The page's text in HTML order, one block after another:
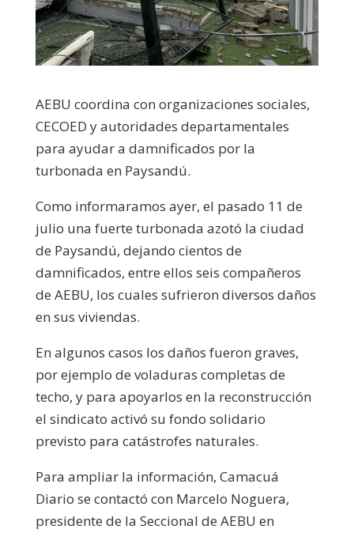
AEBU coordina con organizaciones sociales,
CECOED y autoridades departamentales
para ayudar a damnificados por la
turbonada en Paysandú.
Como informaramos ayer, el pasado 11 de
julio una fuerte turbonada azotó la ciudad
de Paysandú, dejando cientos de
damnificados, entre ellos seis compañeros
de AEBU, los cuales sufrieron diversos daños
en sus viviendas.
En algunos casos los daños fueron graves,
por ejemplo de voladuras completas de
techo, y para apoyarlos en la reconstrucción
el sindicato activó su fondo solidario
previsto para catástrofes naturales.
Para ampliar la información, Camacuá
Diario se contactó con Marcelo Noguera,
presidente de la Seccional de AEBU en